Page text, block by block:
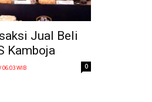
Jual Beli
Kamboja
06:03 WIB 0